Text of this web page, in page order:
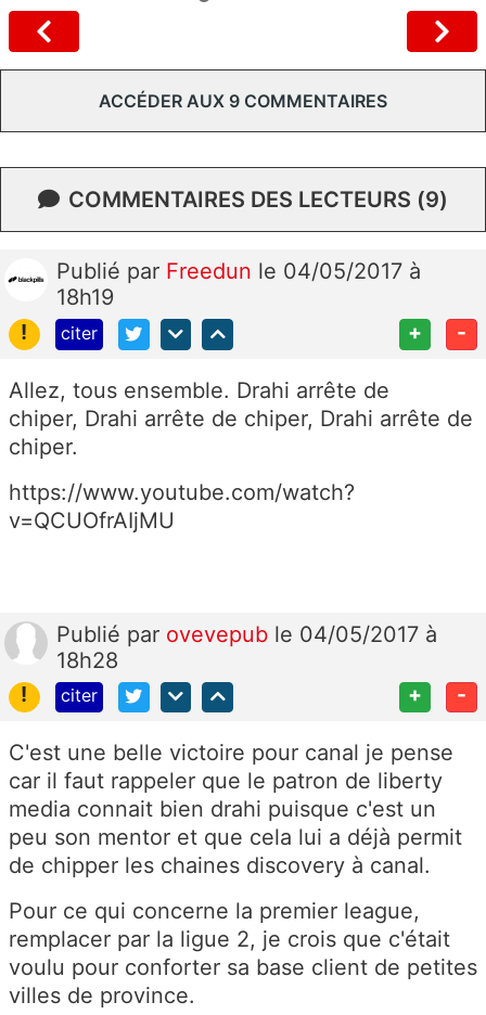
ACCÉDER AUX 9 COMMENTAIRES
COMMENTAIRES DES LECTEURS (9)
Publié par Freedun le 04/05/2017 à
18h19
!
citer + -
Allez, tous ensemble. Drahi arrête de
chiper, Drahi arrête de chiper, Drahi arrête de
chiper.
https://www.youtube.com/watch?
v=QCUOfrAIjMU
Publié par ovevepub le 04/05/2017 à
18h28
!
citer + -
C'est une belle victoire pour canal je pense
car il faut rappeler que le patron de liberty
media connait bien drahi puisque c'est un
peu son mentor et que cela lui a déjà permit
de chipper les chaines discovery à canal.
Pour ce qui concerne la premier league,
remplacer par la ligue 2, je crois que c'était
voulu pour conforter sa base client de petites
villes de province.